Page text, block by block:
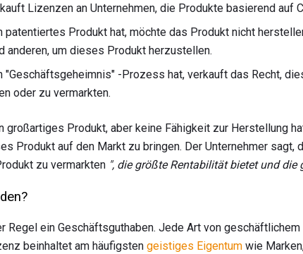
Lizenzen an Unternehmen, die Produkte basierend auf
patentiertes Produkt hat, möchte das Produkt nicht
anderen, um dieses Produkt herzustellen.
"Geschäftsgeheimnis" -Prozess hat, verkauft das Recht,
oder zu vermarkten.
großartiges Produkt, aber keine Fähigkeit zur Herstellung
Produkt auf den Markt zu bringen. Der Unternehmer sagt,
zu vermarkten ", die größte Rentabilität bietet und
Regel ein Geschäftsguthaben. Jede Art von
beinhaltet am häufigsten geistiges Eigentum wie